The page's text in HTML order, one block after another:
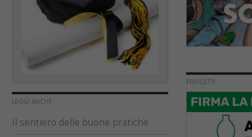
LEGGI ANCHE
Il sentiero delle buone pratiche
PROGETTI